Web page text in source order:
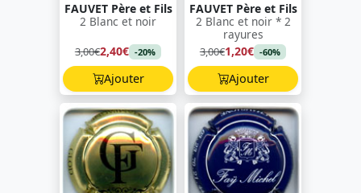
FAUVET Père et Fils
2 Blanc et noir
3,00€2,40€ -20%
Ajouter
FAUVET Père et Fils
2 Blanc et noir * 2
rayures
3,00€1,20€ -60%
Ajouter